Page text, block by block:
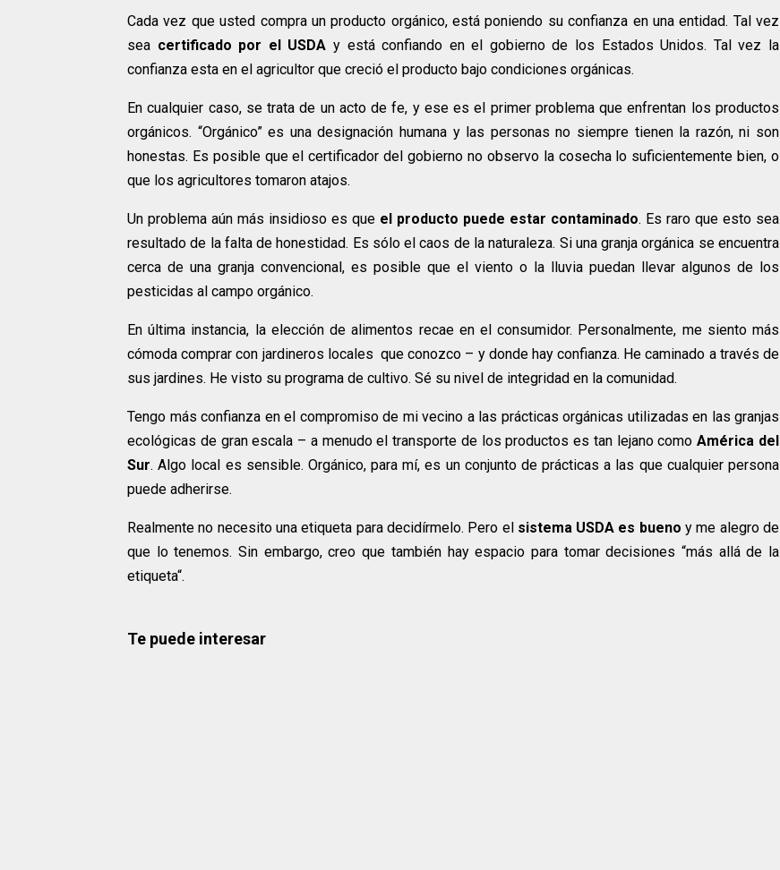
Cada vez que usted compra un producto orgánico, está poniendo su confianza en una entidad. Tal vez
sea certificado por el USDA y está confiando en el gobierno de los Estados Unidos. Tal vez la
confianza esta en el agricultor que creció el producto bajo condiciones orgánicas.
En cualquier caso, se trata de un acto de fe, y ese es el primer problema que enfrentan los productos
orgánicos. “Orgánico” es una designación humana y las personas no siempre tienen la razón, ni son
honestas. Es posible que el certificador del gobierno no observo la cosecha lo suficientemente bien, o
que los agricultores tomaron atajos.
Un problema aún más insidioso es que el producto puede estar contaminado. Es raro que esto sea
resultado de la falta de honestidad. Es sólo el caos de la naturaleza. Si una granja orgánica se encuentra
cerca de una granja convencional, es posible que el viento o la lluvia puedan llevar algunos de los
pesticidas al campo orgánico.
En última instancia, la elección de alimentos recae en el consumidor. Personalmente, me siento más
cómoda comprar con jardineros locales que conozco – y donde hay confianza. He caminado a través de
sus jardines. He visto su programa de cultivo. Sé su nivel de integridad en la comunidad.
Tengo más confianza en el compromiso de mi vecino a las prácticas orgánicas utilizadas en las granjas
ecológicas de gran escala – a menudo el transporte de los productos es tan lejano comoAmérica del
Sur. Algo local es sensible. Orgánico, para mí, es un conjunto de prácticas a las que cualquier persona
puede adherirse.
Realmente no necesito una etiqueta para decidírmelo. Pero el sistema USDA es bueno y me alegro de
que lo tenemos. Sin embargo, creo que también hay espacio para tomar decisiones “más allá de la
etiqueta“.
Te puede interesar